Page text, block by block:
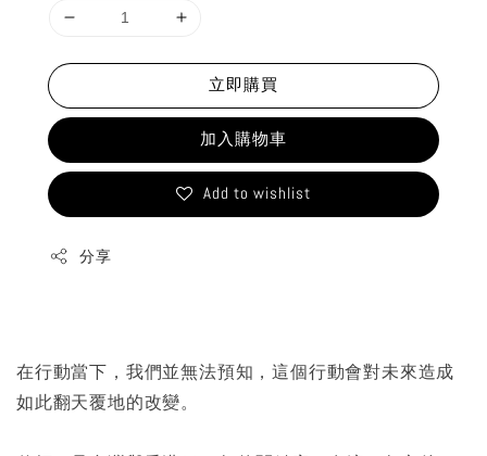
立即購買
加入購物車
Add to wishlist
分享
在行動當下，我們並無法預知，這個行動會對未來造成
如此翻天覆地的改變。